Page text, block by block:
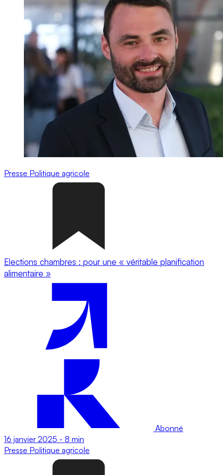
Presse Politique agricole
Elections chambres : pour une « véritable planification
alimentaire »
Abonné
16 janvier 2025 - 8 min
Presse Politique agricole